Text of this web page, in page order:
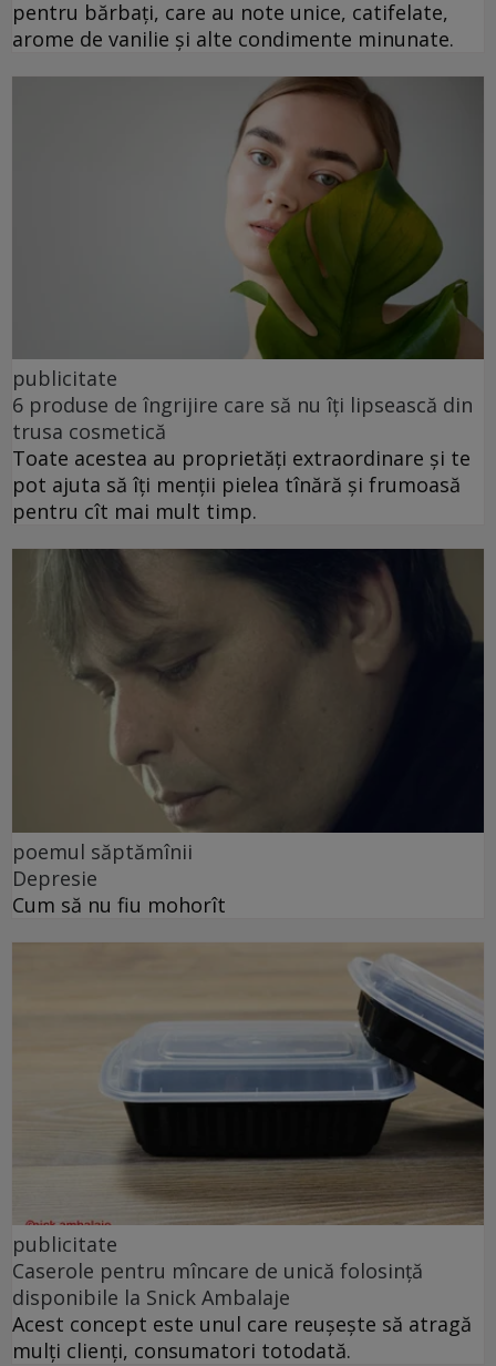
pentru bărbați, care au note unice, catifelate,
arome de vanilie și alte condimente minunate.
publicitate
6 produse de îngrijire care să nu îți lipsească din
trusa cosmetică
Toate acestea au proprietăți extraordinare și te
pot ajuta să îți menții pielea tînără și frumoasă
pentru cît mai mult timp.
poemul săptămînii
Depresie
Cum să nu fiu mohorît
publicitate
Caserole pentru mîncare de unică folosință
disponibile la Snick Ambalaje
Acest concept este unul care reușește să atragă
mulți clienți, consumatori totodată.